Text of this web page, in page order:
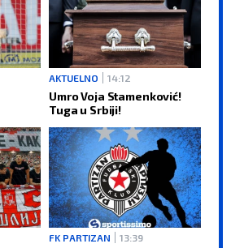
AKTUELNO 14:12
Umro Voja Stamenković!
Tuga u Srbiji!
FK PARTIZAN 13:39